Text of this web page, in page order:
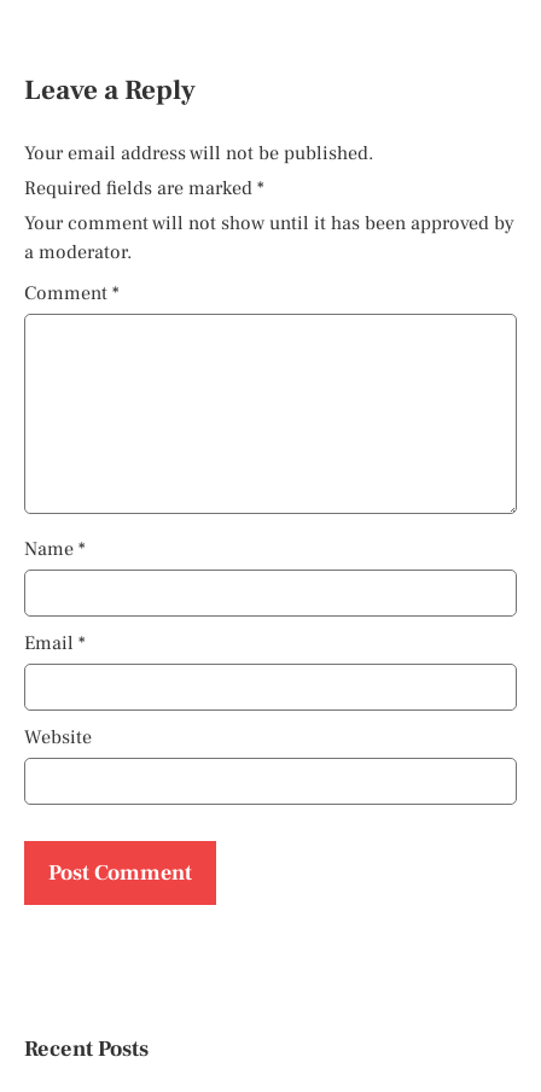
Leave a Reply
Your email address will not be published.
Required fields are marked *
Your comment will not show until it has been approved by
a moderator.
Comment *
Name *
Email *
Website
Recent Posts